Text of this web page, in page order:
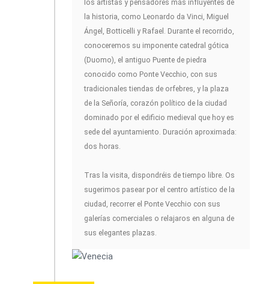
los artistas y pensadores más influyentes de
la historia, como Leonardo da Vinci, Miguel
Ángel, Botticelli y Rafael. Durante el recorrido,
conoceremos su imponente catedral gótica
(Duomo), el antiguo Puente de piedra
conocido como Ponte Vecchio, con sus
tradicionales tiendas de orfebres, y la plaza
de la Señoría, corazón político de la ciudad
dominado por el edificio medieval que hoy es
sede del ayuntamiento. Duración aproximada:
dos horas.
Tras la visita, dispondréis de tiempo libre. Os
sugerimos pasear por el centro artístico de la
ciudad, recorrer el Ponte Vecchio con sus
galerías comerciales o relajaros en alguna de
sus elegantes plazas.